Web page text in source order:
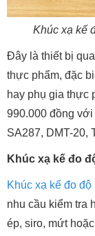
Khúc xạ kế
Đây là thiết bị
thực phẩm, đặc
hay phụ gia thực
990.000 đồng với
SA287, DMT-20,
Khúc xạ kế đo
Khúc xạ kế đo độ
nhu cầu kiểm tra
ép, siro, mứt